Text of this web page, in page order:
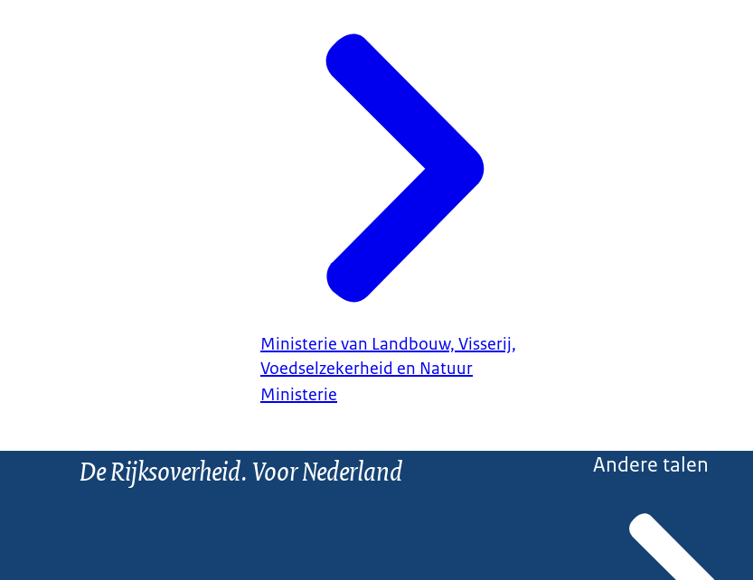
Ministerie van Landbouw, Visserij,
Voedselzekerheid en Natuur
Ministerie
De Rijksoverheid. Voor Nederland Andere talen